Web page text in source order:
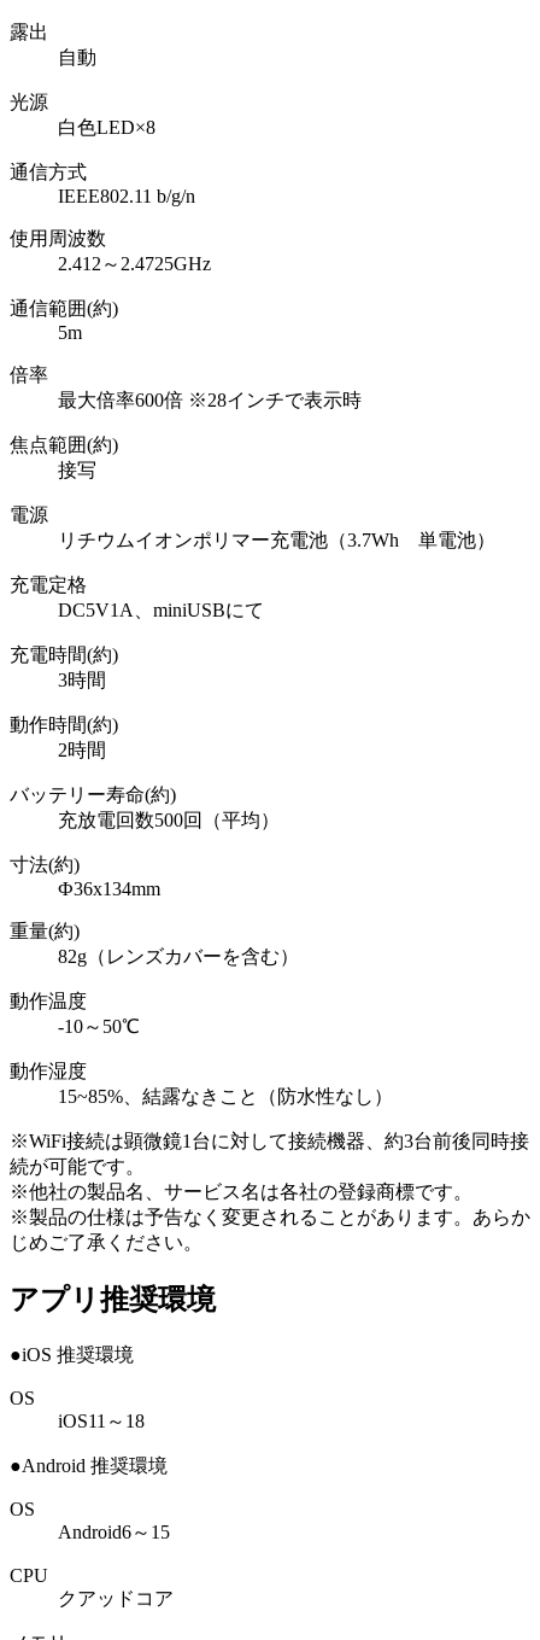
露出
自動
光源
白色LED×8
通信方式
IEEE802.11 b/g/n
使用周波数
2.412～2.4725GHz
通信範囲(約)
5m
倍率
最大倍率600倍 ※28インチで表示時
焦点範囲(約)
接写
電源
リチウムイオンポリマー充電池（3.7Wh 単電池）
充電定格
DC5V1A、miniUSBにて
充電時間(約)
3時間
動作時間(約)
2時間
バッテリー寿命(約)
充放電回数500回（平均）
寸法(約)
Ф36x134mm
重量(約)
82g（レンズカバーを含む）
動作温度
-10～50℃
動作湿度
15~85%、結露なきこと（防水性なし）
※WiFi接続は顕微鏡1台に対して接続機器、約3台前後同時接
続が可能です。
※他社の製品名、サービス名は各社の登録商標です。
※製品の仕様は予告なく変更されることがあります。あらか
じめご了承ください。
アプリ推奨環境
●iOS 推奨環境
OS
iOS11～18
●Android 推奨環境
OS
Android6～15
CPU
クアッドコア